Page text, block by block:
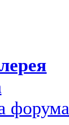
форума